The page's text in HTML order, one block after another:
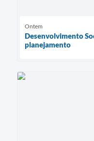
Ontem
Desenvolvimento
planejamento